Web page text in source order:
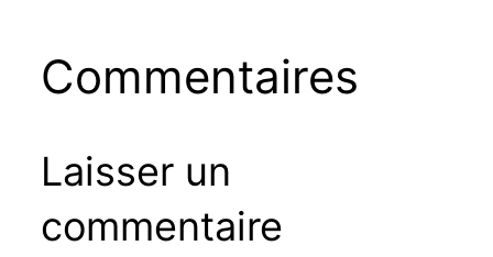
Commentaires
Laisser un
commentaire